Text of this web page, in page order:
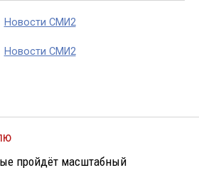
Новости СМИ2
Новости СМИ2
пройдёт масштабный